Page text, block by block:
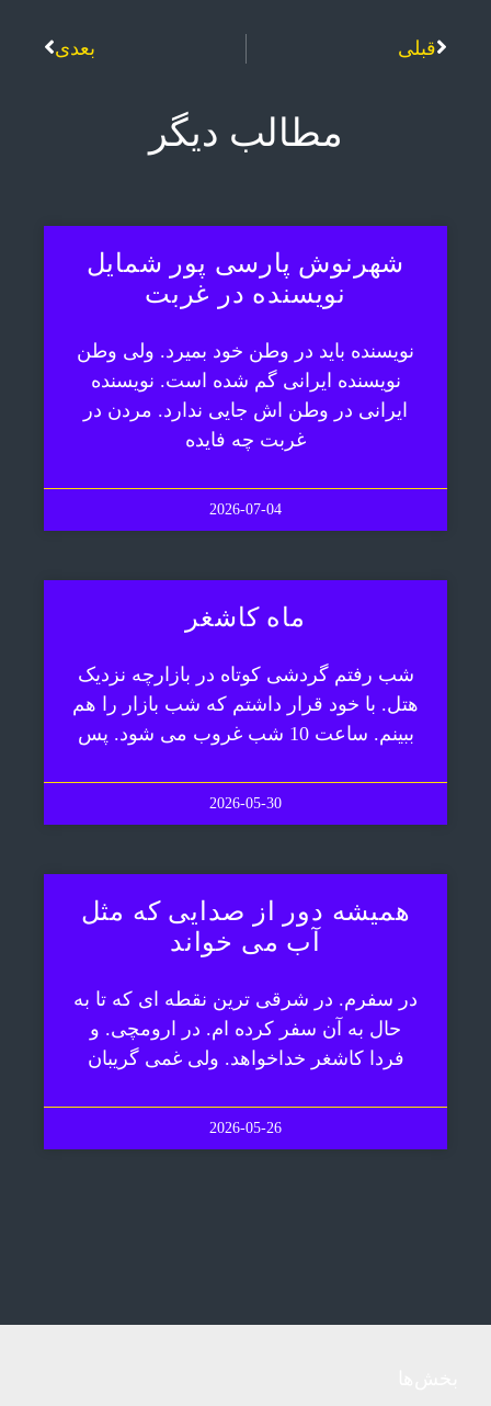
قبلی بعدی
مطالب دیگر
شهرنوش پارسی پور شمایل
نویسنده در غربت
نویسنده باید در وطن خود بمیرد. ولی وطن
نویسنده ایرانی گم شده است. نویسنده
ایرانی در وطن اش جایی ندارد. مردن در
غربت چه فایده
2026-07-04
ماه کاشغر
شب رفتم گردشی کوتاه در بازارچه نزدیک
هتل. با خود قرار داشتم که شب بازار را هم
ببینم. ساعت 10 شب غروب می شود. پس
2026-05-30
همیشه دور از صدایی که مثل
آب می خواند
در سفرم. در شرقی ترین نقطه ای که تا به
حال به آن سفر کرده ام. در ارومچی. و
فردا کاشغر خداخواهد. ولی غمی گریبان
2026-05-26